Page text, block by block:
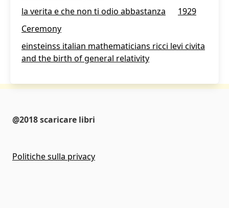
la verita e che non ti odio abbastanza
1929
Ceremony
einsteinss italian mathematicians ricci levi civita
and the birth of general relativity
@2018 scaricare libri
Politiche sulla privacy